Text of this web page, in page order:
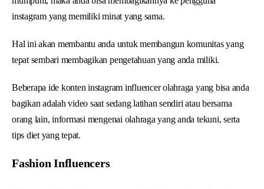
instagram yang memiliki minat yang sama.
Hal ini akan membantu anda untuk membangun komunitas yang
tepat sembari membagikan pengetahuan yang anda miliki.
Beberapa ide konten instagram influencer olahraga yang bisa anda
bagikan adalah video saat sedang latihan sendiri atau bersama
orang lain, informasi mengenai olahraga yang anda tekuni, serta
tips diet yang tepat.
Fashion Influencers